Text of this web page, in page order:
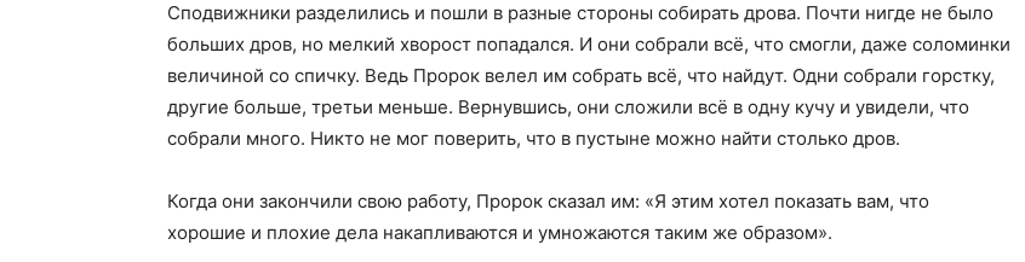
Сподвижники разделились и пошли в разные стороны собирать дрова. Почти нигде не было
больших дров, но мелкий хворост попадался. И они собрали всё, что смогли, даже соломинки
величиной со спичку. Ведь Пророк велел им собрать всё, что найдут. Одни собрали горстку,
другие больше, третьи меньше. Вернувшись, они сложили всё в одну кучу и увидели, что
собрали много. Никто не мог поверить, что в пустыне можно найти столько дров.
Когда они закончили свою работу, Пророк сказал им: «Я этим хотел показать вам, что
хорошие и плохие дела накапливаются и умножаются таким же образом».